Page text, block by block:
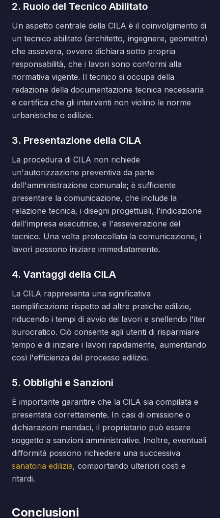
2. Ruolo del Tecnico Abilitato
Un aspetto centrale della CILA è il coinvolgimento di
un tecnico abilitato (architetto, ingegnere, geometra)
che assevera, ovvero dichiara sotto propria
responsabilità, che i lavori sono conformi alla
normativa vigente. Il tecnico si occupa della
redazione della documentazione tecnica necessaria
e certifica che gli interventi non violino le norme
urbanistiche o edilizie.
3. Presentazione della CILA
La procedura di CILA non richiede
un'autorizzazione preventiva da parte
dell'amministrazione comunale; è sufficiente
presentare la comunicazione, che include la
relazione tecnica, i disegni progettuali, l'indicazione
dell'impresa esecutrice, e l'asseverazione del
tecnico. Una volta protocollata la comunicazione, i
lavori possono iniziare immediatamente.
4. Vantaggi della CILA
La CILA rappresenta una significativa
semplificazione rispetto ad altre pratiche edilizie,
riducendo i tempi di avvio dei lavori e snellendo l'iter
burocratico. Ciò consente agli utenti di risparmiare
tempo e di iniziare i lavori rapidamente, aumentando
così l'efficienza del processo edilizio.
5. Obblighi e Sanzioni
È importante garantire che la CILA sia compilata e
presentata correttamente. In casi di omissione o
dichiarazioni mendaci, il proprietario può essere
soggetto a sanzioni amministrative. Inoltre, eventuali
difformità possono richiedere una successiva
sanatoria edilizia, comportando ulteriori costi e
ritardi.
Conclusioni